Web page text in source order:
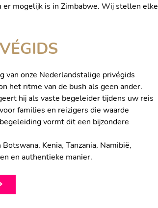
mogelijk is in Zimbabwe. Wij stellen elke
van onze Nederlandstalige privégids
het ritme van de bush als geen ander.
hij als vaste begeleider tijdens uw reis
families en reizigers die waarde
vormt dit een bijzondere
Kenia, Tanzania, Namibië,
en authentieke manier.